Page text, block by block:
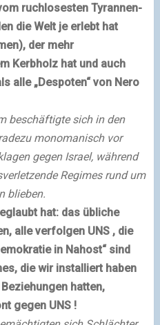
ruchlosesten Tyrannen-
die Welt je erlebt hat
, der mehr
Kerbholz hat und auch
alle „Despoten“ von Nero
beschäftigte sich in den
monomanischvor
gegen Israel, während
Regimes rund um
blieben.
hat: das übliche
alle verfolgen UNS , die
in Nahost“ sind
die wir installiert haben
hatten,
gegen UNS !